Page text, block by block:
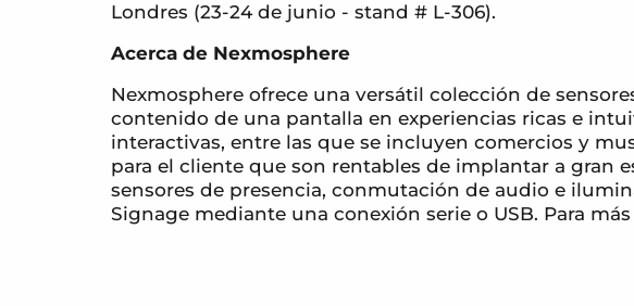
Londres (23-24 de junio - stand # L-306).
Acerca de Nexmosphere
Nexmosphere ofrece una versátil colección de
contenido de una pantalla en experiencias ricas e
interactivas, entre las que se incluyen comercios y
para el cliente que son rentables de implantar a gran
sensores de presencia, conmutación de audio e
Signage mediante una conexión serie o USB. Para